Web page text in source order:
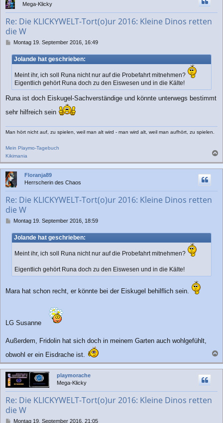
Mega-Klicky
Re: Die KLICKYWELT-Tort(o)ur 2016: Kleine Dinos retten
die W
B
i
t
Montag 19. September 2016, 16:49
Jolande hat geschrieben:
Meint ihr, ich soll Runa nicht nur auf die Probefahrt mitnehmen?
Eigentlich gehört Runa doch zu den Eiswesen und in die Kälte!
Runa ist doch Eiskugel-Sachverständige und könnte unterwegs bestimmt
sehr hilfreich sein
Man hört nicht auf, zu spielen, weil man alt wird - man wird alt, weil man aufhört, zu spielen.
Mein Playmo-Tagebuch
Kikimania
a
c
Floranja89
Herrscherin des Chaos
Re: Die KLICKYWELT-Tort(o)ur 2016: Kleine Dinos retten
die W
B
i
t
Montag 19. September 2016, 18:59
Jolande hat geschrieben:
Meint ihr, ich soll Runa nicht nur auf die Probefahrt mitnehmen?
Eigentlich gehört Runa doch zu den Eiswesen und in die Kälte!
Mara hat schon recht, er könnte bei der Eiskugel behilflich sein.
LG Susanne
Außerdem, Fridolin hat sich doch in meinem Garten auch wohlgefühlt,
obwohl er ein Eisdrache ist.
a
c
playmorache
Mega-Klicky
Re: Die KLICKYWELT-Tort(o)ur 2016: Kleine Dinos retten
die W
BMontag 19. September 2016, 21:05